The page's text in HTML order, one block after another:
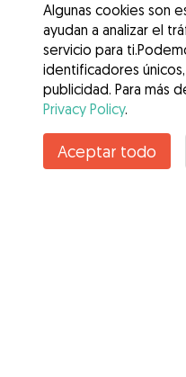
Algunas cookies son
ayudan a analizar el
servicio para
identificadores
publicidad. Para más
Privacy Policy.
Aceptar todo